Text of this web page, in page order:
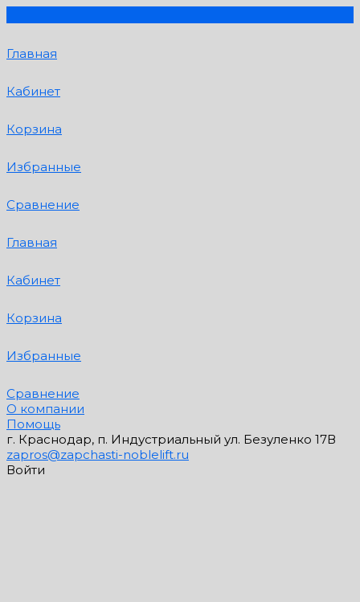
Главная
Кабинет
Корзина
Избранные
Сравнение
Главная
Кабинет
Корзина
Избранные
Сравнение
О компании
Помощь
г. Краснодар, п. Индустриальный ул. Безуленко 17В
zapros@zapchasti-noblelift.ru
Войти